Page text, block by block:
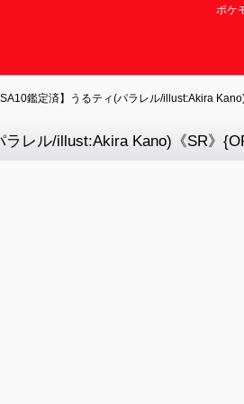
ポケ
鑑定済】うるティ(パラレル/illust:Akira
ラレル/illust:Akira Kano)《SR》